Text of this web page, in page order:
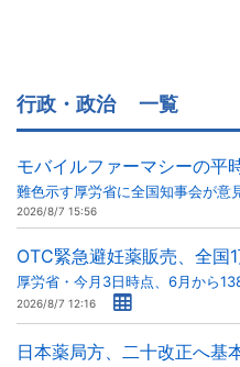
行政・政治 一覧
モバイルファーマシーの平
難色示す厚労省に全国知事会が意
2026/8/7 15:56
OTC緊急避妊薬販売、全国
厚労省・今月3日時点、6月から
2026/8/7 12:16
日本薬局方、二十改正へ基